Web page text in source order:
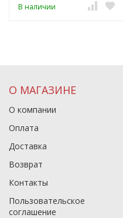
В наличии
О МАГАЗИНЕ
О компании
Оплата
Доставка
Возврат
Контакты
Пользовательское
соглашение